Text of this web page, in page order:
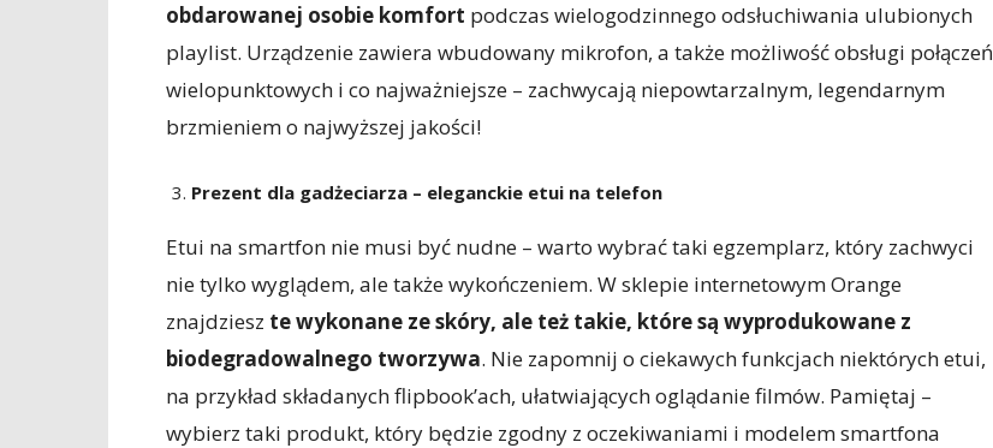
obdarowanej osobie komfort podczas wielogodzinnego odsłuchiwania ulubionych
playlist. Urządzenie zawiera wbudowany mikrofon, a także możliwość obsługi połączeń
wielopunktowych i co najważniejsze – zachwycają niepowtarzalnym, legendarnym
brzmieniem o najwyższej jakości!
Prezent dla gadżeciarza – eleganckie etui na telefon
Etui na smartfon nie musi być nudne – warto wybrać taki egzemplarz, który zachwyci
nie tylko wyglądem, ale także wykończeniem. W sklepie internetowym Orange
znajdziesz te wykonane ze skóry, ale też takie, które są wyprodukowane z
biodegradowalnego tworzywa. Nie zapomnij o ciekawych funkcjach niektórych etui,
na przykład składanych flipbook’ach, ułatwiających oglądanie filmów. Pamiętaj –
wybierz taki produkt, który będzie zgodny z oczekiwaniami i modelem smartfona